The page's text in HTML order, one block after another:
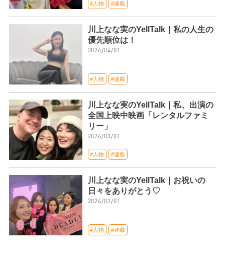
#人物 #連載
川上なな実のYellTalk｜私の人生の
優先順位は！
2026/04/01
#人物 #連載
川上なな実のYellTalk｜私、出演の
全国上映中映画「レンタルファミ
リー」
2026/03/01
#人物 #連載
川上なな実のYellTalk｜お祝いの
日々をありがとう♡
2026/02/01
#人物 #連載